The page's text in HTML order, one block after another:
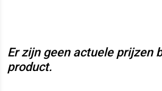
Er zijn geen actuele prijzen
product.